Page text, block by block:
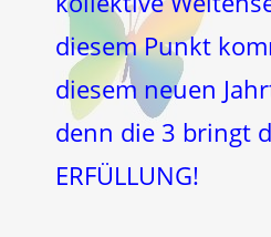
diesem Punkt
diesem neuen
denn die 3 bringt
ERFÜLLUNG!